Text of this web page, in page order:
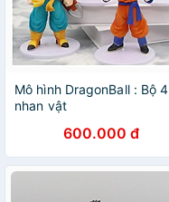
Mô hình DragonBall : Bộ 4
nhan vật
600.000 đ